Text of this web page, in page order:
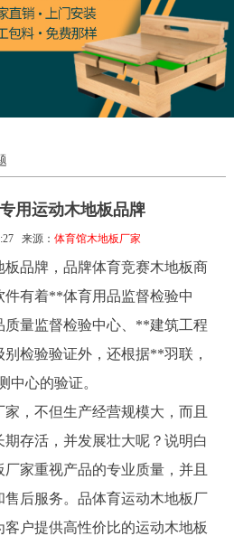
用运动木地板品牌
来源： 体育馆木地板厂家
品牌，品牌体育竞赛木地板商
有着**体育用品监督检验中
量监督检验中心、**建筑工程
检验验证外，还根据**羽联，
中心的验证。
，不但生产经营规模大，而且
存活，并发展壮大呢？说明白
家重视产品的专业质量，并且
后服务。品体育运动木地板厂
户提供高性价比的运动木地板